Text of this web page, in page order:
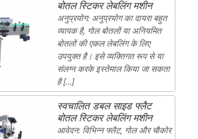
बोतल स्टिकर लेबलिंग मशीन
अनुप्रयोग: अनुप्रयोग का दायरा बहुत
व्यापक है, गोल बोतलों या अनियमित
बोतलों की एकल लेबलिंग के लिए
उपयुक्त है। इसे व्यक्तिगत रूप से या
संलग्न करके इस्तेमाल किया जा सकता
है […]
स्वचालित डबल साइड फ्लैट
बोतल स्टिकर लेबलिंग मशीन
आवेदन: विभिन्न फ्लैट, गोल और चौकोर